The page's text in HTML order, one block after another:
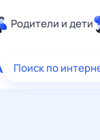
Родители и дети
Здоровье
Поиск по